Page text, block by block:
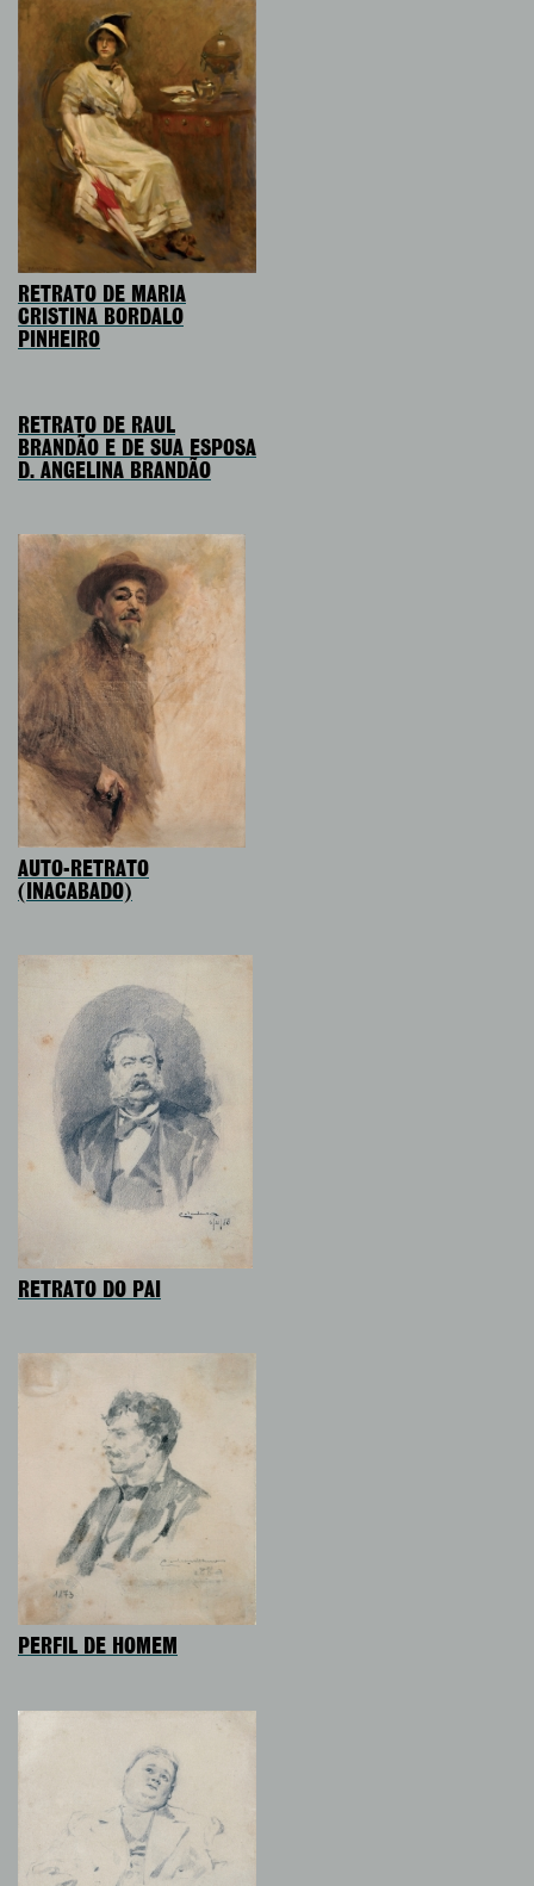
RETRATO DE MARIA
CRISTINA BORDALO
PINHEIRO
RETRATO DE RAUL
BRANDÃO E DE SUA ESPOSA
D. ANGELINA BRANDÃO
AUTO-RETRATO
(INACABADO)
RETRATO DO PAI
PERFIL DE HOMEM